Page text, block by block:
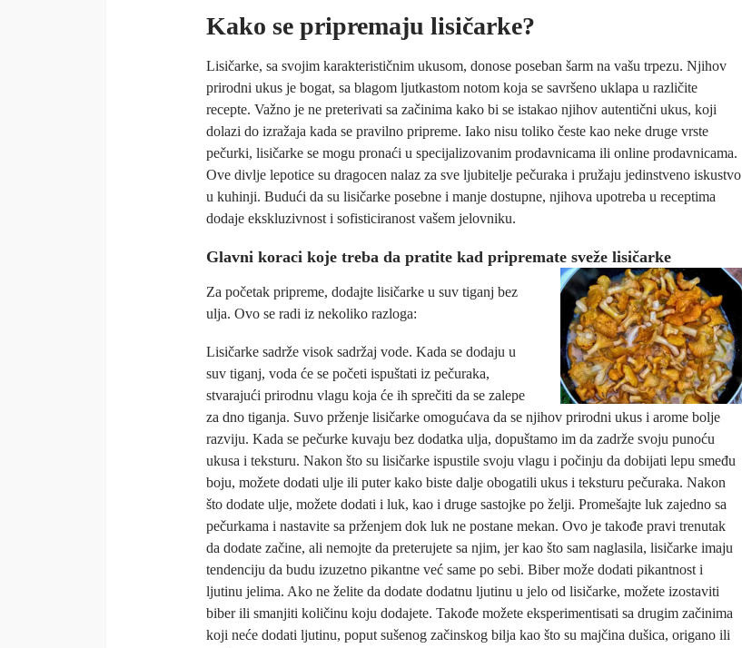
Kako se pripremaju lisičarke?
Lisičarke, sa svojim karakterističnim ukusom, donose poseban šarm na vašu trpezu. Njihov
prirodni ukus je bogat, sa blagom ljutkastom notom koja se savršeno uklapa u različite
recepte. Važno je ne preterivati sa začinima kako bi se istakao njihov autentični ukus, koji
dolazi do izražaja kada se pravilno pripreme. Iako nisu toliko česte kao neke druge vrste
pečurki, lisičarke se mogu pronaći u specijalizovanim prodavnicama ili online prodavnicama.
Ove divlje lepotice su dragocen nalaz za sve ljubitelje pečuraka i pružaju jedinstveno iskustvo
u kuhinji. Budući da su lisičarke posebne i manje dostupne, njihova upotreba u receptima
dodaje ekskluzivnost i sofisticiranost vašem jelovniku.
Glavni koraci koje treba da pratite kad pripremate sveže lisičarke
Za početak pripreme, dodajte lisičarke u suv tiganj bez
ulja. Ovo se radi iz nekoliko razloga:
Lisičarke sadrže visok sadržaj vode. Kada se dodaju u
suv tiganj, voda će se početi ispuštati iz pečuraka,
stvarajući prirodnu vlagu koja će ih sprečiti da se zalepe
za dno tiganja. Suvo prženje lisičarke omogućava da se njihov prirodni ukus i arome bolje
razviju. Kada se pečurke kuvaju bez dodatka ulja, dopuštamo im da zadrže svoju punoću
ukusa i teksturu. Nakon što su lisičarke ispustile svoju vlagu i počinju da dobijati lepu smeđu
boju, možete dodati ulje ili puter kako biste dalje obogatili ukus i teksturu pečuraka. Nakon
što dodate ulje, možete dodati i luk, kao i druge sastojke po želji. Promešajte luk zajedno sa
pečurkama i nastavite sa prženjem dok luk ne postane mekan. Ovo je takođe pravi trenutak
da dodate začine, ali nemojte da preterujete sa njim, jer kao što sam naglasila, lisičarke imaju
tendenciju da budu izuzetno pikantne već same po sebi. Biber može dodati pikantnost i
ljutinu jelima. Ako ne želite da dodate dodatnu ljutinu u jelo od lisičarke, možete izostaviti
biber ili smanjiti količinu koju dodajete. Takođe možete eksperimentisati sa drugim začinima
koji neće dodati ljutinu, poput sušenog začinskog bilja kao što su majčina dušica, origano ili